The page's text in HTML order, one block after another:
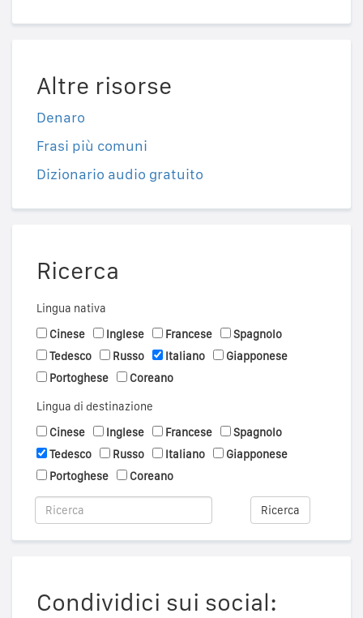
Altre risorse
Denaro
Frasi più comuni
Dizionario audio gratuito
Ricerca
Lingua nativa
Cinese
Inglese Francese
Spagnolo
Tedesco
Russo Italiano
Giapponese
Portoghese
Coreano
Lingua di destinazione
Cinese
Inglese Francese
Spagnolo
Tedesco
Russo Italiano
Giapponese
Portoghese
Coreano
Ricerca
Condividici sui social: